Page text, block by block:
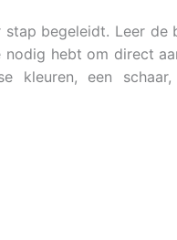
begeleidt. Leer de
hebt om direct
kleuren, een schaar,